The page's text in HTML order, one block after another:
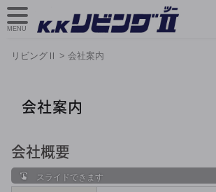
リビングⅡ > 会社案内
会社案内
会社概要
MENU